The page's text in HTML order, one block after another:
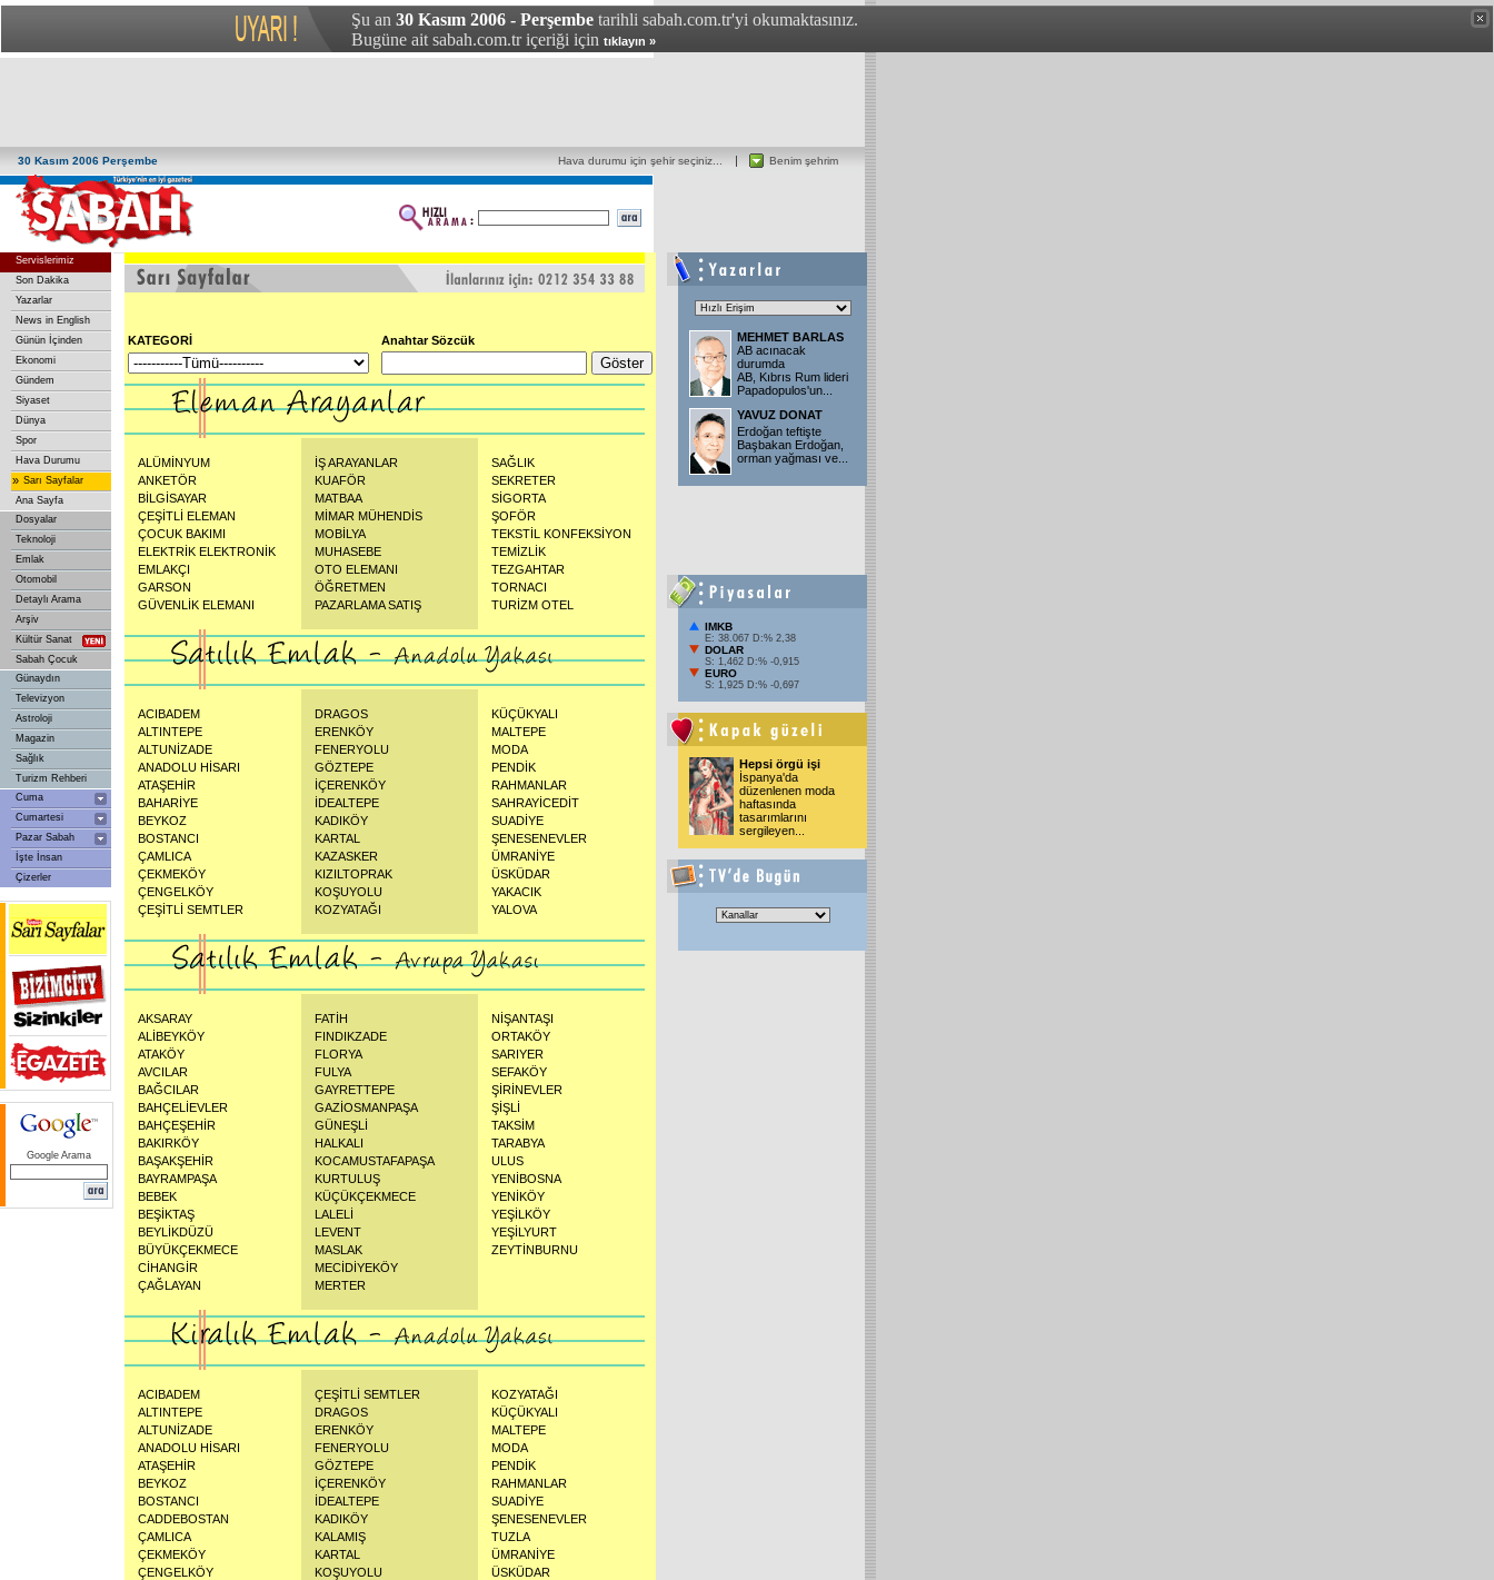
Şu an 30 Kasım 2006 - Perşembe tarihli sabah.com.tr'yi okumaktasınız.
Bugüne ait sabah.com.tr içeriği için tıklayın »
30 Kasım 2006 Perşembe Benim şehrim
Hava durumu için şehir seçiniz...
Servislerimiz
Son Dakika
Yazarlar
News in English
Günün İçinden
Ekonomi
Gündem
Siyaset
Dünya
Spor
Hava Durumu
» Sarı Sayfalar
Ana Sayfa
Dosyalar
Teknoloji
Emlak
Otomobil
Detaylı Arama
Arşiv
Kültür Sanat
Sabah Çocuk
Günaydın
Televizyon
Astroloji
Magazin
Sağlık
Turizm Rehberi
Cuma
Cumartesi
Pazar Sabah
İşte İnsan
Çizerler
Google Arama
KATEGORİ Anahtar Sözcük
ALÜMİNYUM
ANKETÖR
BİLGİSAYAR
ÇEŞİTLİ ELEMAN
ÇOCUK BAKIMI
ELEKTRİK ELEKTRONİK
EMLAKÇI
GARSON
GÜVENLİK ELEMANI
İŞ ARAYANLAR
KUAFÖR
MATBAA
MİMAR MÜHENDİS
MOBİLYA
MUHASEBE
OTO ELEMANI
ÖĞRETMEN
PAZARLAMA SATIŞ
SAĞLIK
SEKRETER
SİGORTA
ŞOFÖR
TEKSTİL KONFEKSİYON
TEMİZLİK
TEZGAHTAR
TORNACI
TURİZM OTEL
ACIBADEM
ALTINTEPE
ALTUNİZADE
ANADOLU HİSARI
ATAŞEHİR
BAHARİYE
BEYKOZ
BOSTANCI
ÇAMLICA
ÇEKMEKÖY
ÇENGELKÖY
ÇEŞİTLİ SEMTLER
DRAGOS
ERENKÖY
FENERYOLU
GÖZTEPE
İÇERENKÖY
İDEALTEPE
KADIKÖY
KARTAL
KAZASKER
KIZILTOPRAK
KOŞUYOLU
KOZYATAĞI
KÜÇÜKYALI
MALTEPE
MODA
PENDİK
RAHMANLAR
SAHRAYİCEDİT
SUADİYE
ŞENESENEVLER
ÜMRANİYE
ÜSKÜDAR
YAKACIK
YALOVA
AKSARAY
ALİBEYKÖY
ATAKÖY
AVCILAR
BAĞCILAR
BAHÇELİEVLER
BAHÇEŞEHİR
BAKIRKÖY
BAŞAKŞEHİR
BAYRAMPAŞA
BEBEK
BEŞİKTAŞ
BEYLİKDÜZÜ
BÜYÜKÇEKMECE
CİHANGİR
ÇAĞLAYAN
FATİH
FINDIKZADE
FLORYA
FULYA
GAYRETTEPE
GAZİOSMANPAŞA
GÜNEŞLİ
HALKALI
KOCAMUSTAFAPAŞA
KURTULUŞ
KÜÇÜKÇEKMECE
LALELİ
LEVENT
MASLAK
MECİDİYEKÖY
MERTER
NİŞANTAŞI
ORTAKÖY
SARIYER
SEFAKÖY
ŞİRİNEVLER
ŞİŞLİ
TAKSİM
TARABYA
ULUS
YENİBOSNA
YENİKÖY
YEŞİLKÖY
YEŞİLYURT
ZEYTİNBURNU
ACIBADEM
ALTINTEPE
ALTUNİZADE
ANADOLU HİSARI
ATAŞEHİR
BEYKOZ
BOSTANCI
CADDEBOSTAN
ÇAMLICA
ÇEKMEKÖY
ÇENGELKÖY
ÇEŞİTLİ SEMTLER
DRAGOS
ERENKÖY
FENERYOLU
GÖZTEPE
İÇERENKÖY
İDEALTEPE
KADIKÖY
KALAMIŞ
KARTAL
KOŞUYOLU
KOZYATAĞI
KÜÇÜKYALI
MALTEPE
MODA
PENDİK
RAHMANLAR
SUADİYE
ŞENESENEVLER
TUZLA
ÜMRANİYE
ÜSKÜDAR
MEHMET BARLAS
AB acınacak
durumda
AB, Kıbrıs Rum lideri
Papadopulos'un...
YAVUZ DONAT
Erdoğan teftişte
Başbakan Erdoğan,
orman yağması ve...
IMKB
E: 38.067 D:% 2,38
DOLAR
S: 1,462 D:% -0,915
EURO
S: 1,925 D:% -0,697
Hepsi örgü işi
İspanya'da
düzenlenen moda
haftasında
tasarımlarını
sergileyen...